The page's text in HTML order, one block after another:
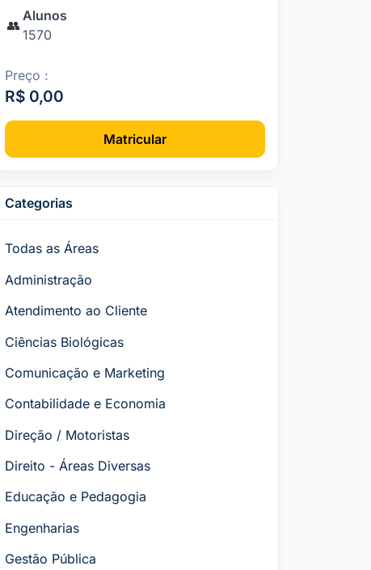
👥
Alunos
1570
Preço :
R$ 0,00
Matricular
Categorias
Todas as Áreas
Administração
Atendimento ao Cliente
Ciências Biológicas
Comunicação e Marketing
Contabilidade e Economia
Direção / Motoristas
Direito - Áreas Diversas
Educação e Pedagogia
Engenharias
Gestão Pública